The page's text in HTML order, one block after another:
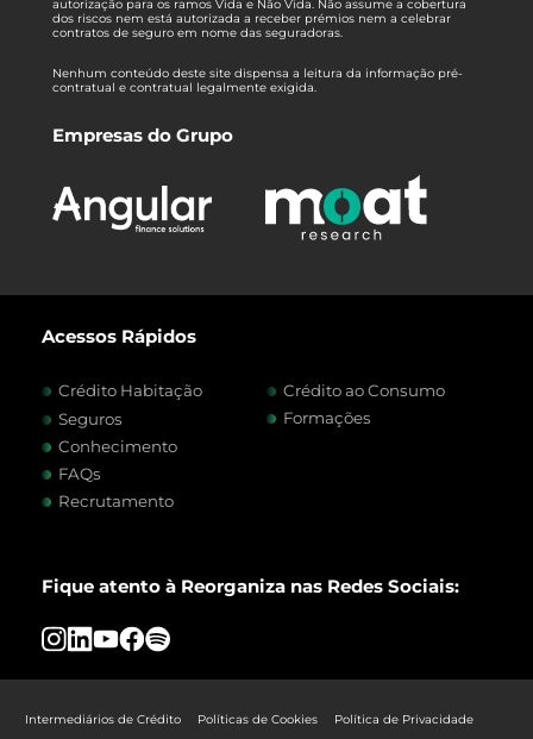
autorização para os ramos Vida e Não Vida. Não assume a cobertura
dos riscos nem está autorizada a receber prémios nem a celebrar
contratos de seguro em nome das seguradoras.
Nenhum conteúdo deste site dispensa a leitura da informação pré-
contratual e contratual legalmente exigida.
Empresas do Grupo
Acessos Rápidos
Crédito Habitação
Crédito ao Consumo
Seguros
Formações
Conhecimento
FAQs
Recrutamento
Fique atento à Reorganiza nas Redes Sociais:
Intermediários de Crédito Políticas de Cookies Política de Privacidade